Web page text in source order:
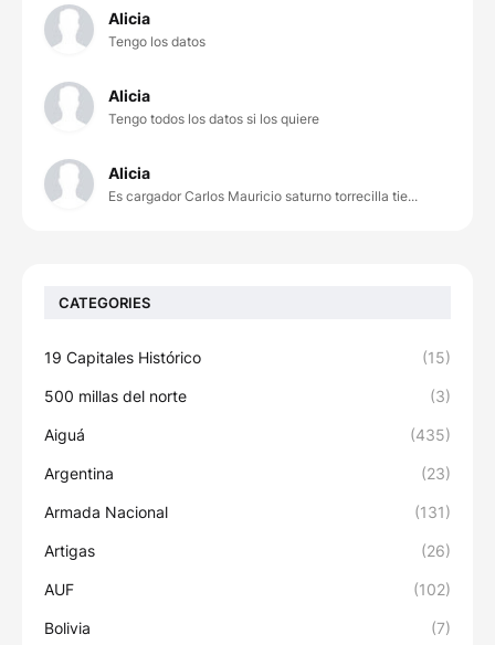
Alicia
Tengo los datos
Alicia
Tengo todos los datos si los quiere
Alicia
Es cargador Carlos Mauricio saturno torrecilla tie...
CATEGORIES
19 Capitales Histórico (15)
500 millas del norte (3)
Aiguá (435)
Argentina (23)
Armada Nacional (131)
Artigas (26)
AUF (102)
Bolivia (7)